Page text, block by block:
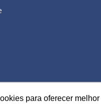
para oferecer melhor
para oferecer melhor